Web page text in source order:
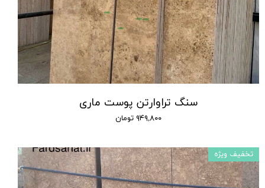
سنگ تراوارتن پوست ماری
۹۴۹,۸۰۰ تومان
تخفیف ویژه